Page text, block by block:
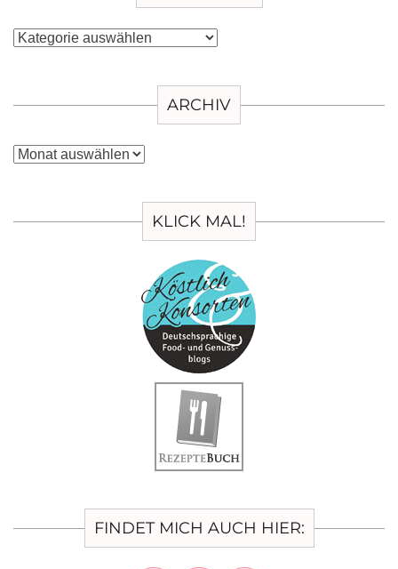
Kategorien
ARCHIV
Archiv
KLICK MAL!
FINDET MICH AUCH HIER: